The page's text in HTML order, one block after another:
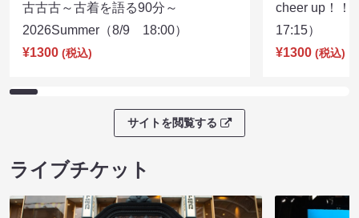
古古古～古着を語る90分～
2026Summer（8/9 18:00）
¥1300 (税込)
cheer up！
17:15）
¥1300 (税込)
サイトを閲覧する
ライブチケット